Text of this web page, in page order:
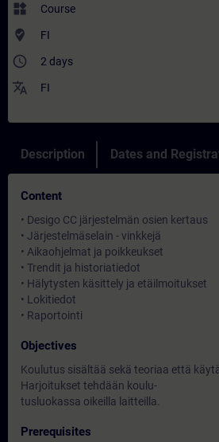
widgets Course
where_to_vote FI
access_time 2 days
translate FI
Description Dates and
Content
• Desigo CC järjestelmän osien kertaus
• Järjestelmäselain - vinkkejä
• Aikaohjelmat ja poikkeukset
• Trendit ja historiatiedot
• Hälytysten käsittely ja etäilmoitukset
• Lokitiedot
• Raportointi
Objectives
Koulutus sisältää sekä teoriaa että
Harjoitukset tehdään koulu-
tusluokassa oikeilla laitteilla.
Prerequisites